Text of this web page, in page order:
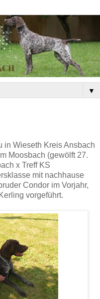
▼
in Wieseth Kreis Ansbach
Moosbach (gewölft 27.
x Treff KS
mit nachhause
Condor im Vorjahr,
vorgeführt.